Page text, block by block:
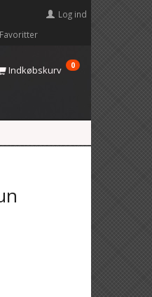
Favoritter
Log ind
Indkøbskurv 0